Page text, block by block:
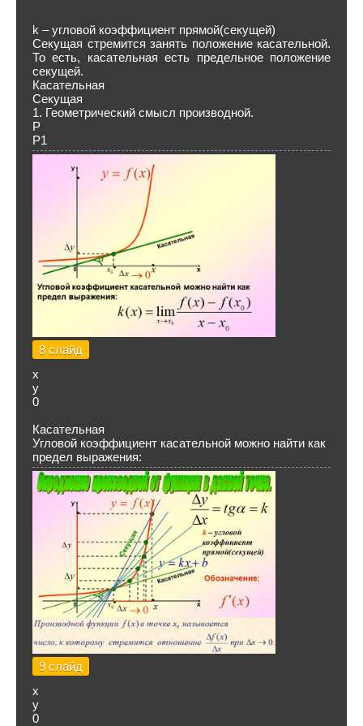
k – угловой коэффициент прямой(секущей)
Секущая стремится занять положение касательной.
То есть, касательная есть предельное положение
секущей.
Касательная
Секущая
1. Геометрический смысл производной.
Р
Р1
8 слайд
х
y
0
Касательная
Угловой коэффициент касательной можно найти как
предел выражения:
9 слайд
х
y
0